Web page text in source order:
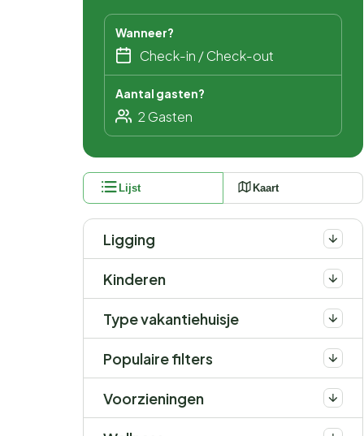
Wanneer?
Aantal gasten?
Lijst Kaart
Ligging
Kinderen
Type vakantiehuisje
Populaire filters
Voorzieningen